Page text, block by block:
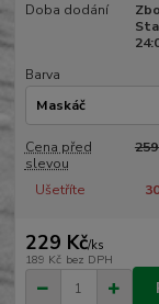
Doba dodání
Barva
Cena před
slevou
Ušetříte
229 Kč/ks
189 Kč bez DPH